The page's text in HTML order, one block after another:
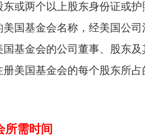
或两个以上股东身份证或护
国基金会名称，经美国公
基金会的公司董事、股东及
美国基金会的每个股东所占
所需时间